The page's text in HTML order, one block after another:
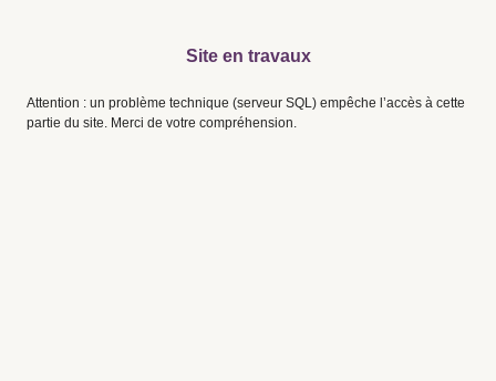
Site en travaux
Attention : un problème technique (serveur SQL) empêche l’accès à cette
partie du site. Merci de votre compréhension.